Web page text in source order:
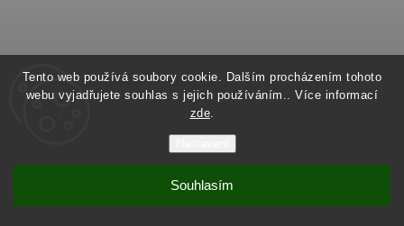
Tento web používá soubory cookie. Dalším procházením tohoto
webu vyjadřujete souhlas s jejich používáním.. Více informací
zde.
Souhlasím
World of Stones. Všechna práva vyhrazena.